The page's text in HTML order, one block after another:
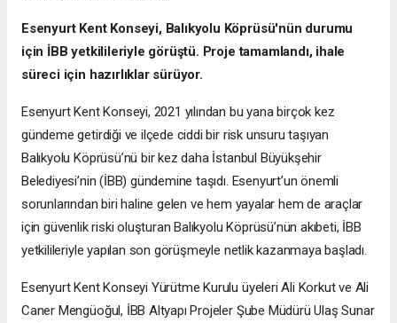
Esenyurt Kent Konseyi, Balıkyolu Köprüsü'nün durumu
için İBB yetkilileriyle görüştü. Proje tamamlandı, ihale
süreci için hazırlıklar sürüyor.
Esenyurt Kent Konseyi, 2021 yılından bu yana birçok kez
gündeme getirdiği ve ilçede ciddi bir risk unsuru taşıyan
Balıkyolu Köprüsü’nü bir kez daha İstanbul Büyükşehir
Belediyesi’nin (İBB) gündemine taşıdı. Esenyurt’un önemli
sorunlarından biri haline gelen ve hem yayalar hem de araçlar
için güvenlik riski oluşturan Balıkyolu Köprüsü’nün akıbeti, İBB
yetkilileriyle yapılan son görüşmeyle netlik kazanmaya başladı.
Esenyurt Kent Konseyi Yürütme Kurulu üyeleri Ali Korkut ve Ali
Caner Mengüoğul, İBB Altyapı Projeler Şube Müdürü Ulaş Sunar